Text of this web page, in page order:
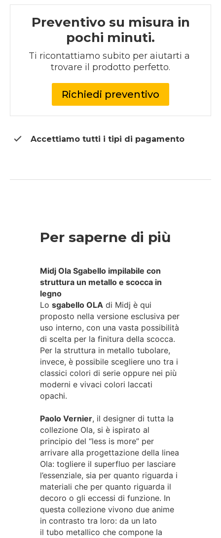
originale
era:
283 €.
attuale
è:
241 €.
Preventivo su misura in
pochi minuti.
Ti ricontattiamo subito per aiutarti a
trovare il prodotto perfetto.
Richiedi preventivo
Accettiamo tutti i tipi di pagamento
Per saperne di più
Midj Ola Sgabello impilabile con
struttura un metallo e scocca in
legno
Losgabello OLA di Midj è qui
proposto nella versione esclusiva per
uso interno, con una vasta possibilità
di scelta per la finitura della scocca.
Per la struttura in metallo tubolare,
invece, è possibile scegliere uno tra i
classici colori di serie oppure nei più
moderni e vivaci colori laccati
opachi.
Paolo Vernier, il designer di tutta la
collezione Ola, si è ispirato al
principio del “less is more” per
arrivare alla progettazione della linea
Ola: togliere il superfluo per lasciare
l’essenziale, sia per quanto riguarda i
materiali che per quanto riguarda il
decoro o gli eccessi di funzione. In
questa collezione vivono due anime
in contrasto tra loro: da un lato
il tubo metallico che compone la